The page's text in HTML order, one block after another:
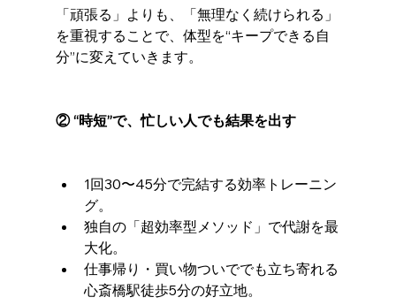
「頑張る」よりも、「無理なく続けられる」
を重視することで、体型を“キープできる自
分”に変えていきます。
② “時短”で、忙しい人でも結果を出す
1回30〜45分で完結する効率トレーニン
グ。
独自の「超効率型メソッド」で代謝を最
大化。
仕事帰り・買い物ついででも立ち寄れる
心斎橋駅徒歩5分の好立地。